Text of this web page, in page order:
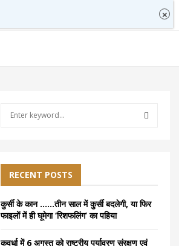
f
o
r
C
RECENT POSTS
कुर्सी के कान ……तीन साल में कुर्सी बदलेगी, या फिर
फाइलों में ही घूमेगा ‘रिशफलिंग’ का पहिया
कवर्धा में 6 अगस्त को राष्ट्रीय पर्यावरण संरक्षण एवं